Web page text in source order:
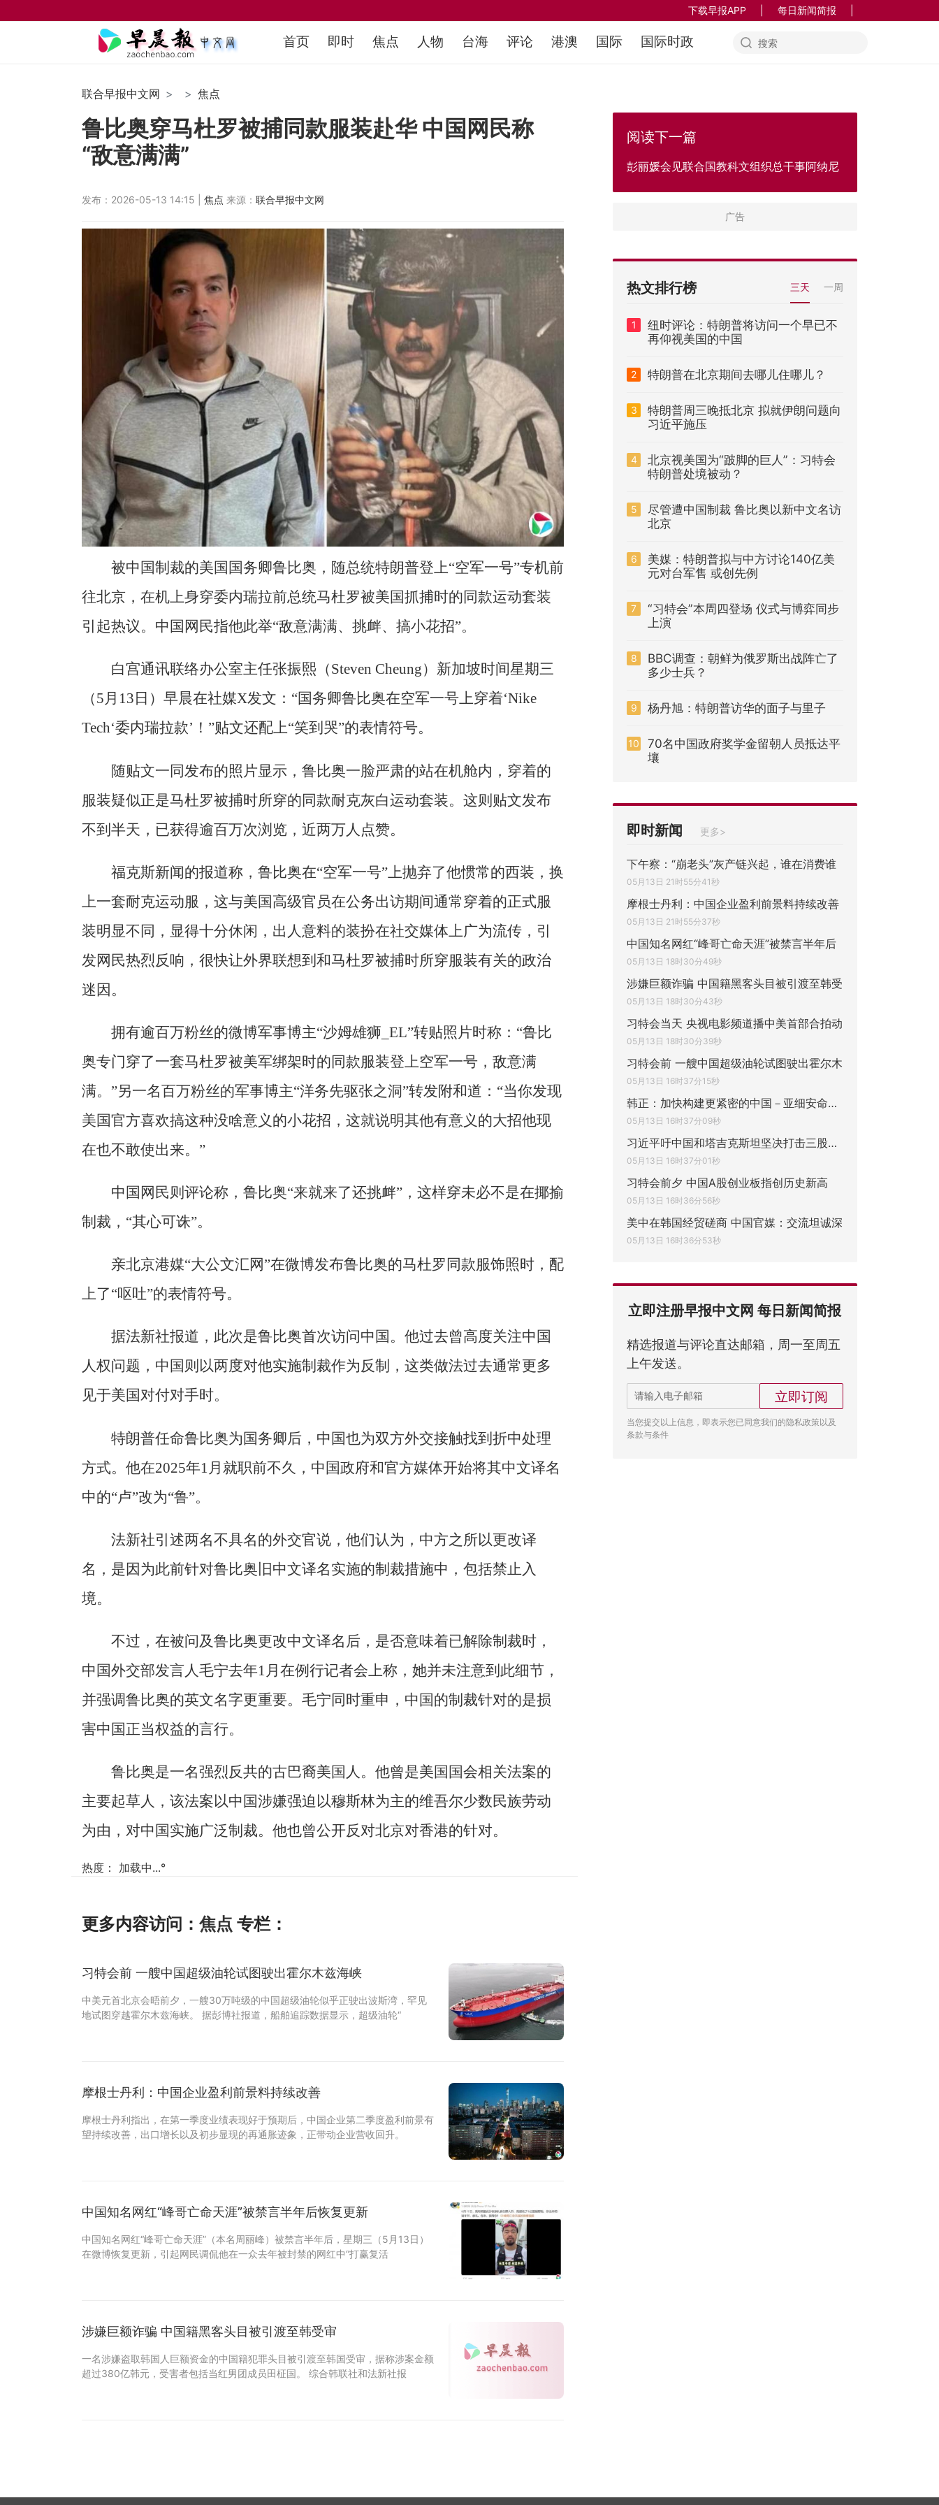
下载早报APP 每日新闻简报
首页 即时 焦点 人物 台海 评论 港澳 国际 国际时政
联合早报中文网 焦点
鲁比奥穿马杜罗被捕同款服装赴华 中国网民称
“敌意满满”
发布：2026-05-13 14:15 | 焦点 来源： 联合早报中文网
被中国制裁的美国国务卿鲁比奥，随总统特朗普登上“空军一号”专机前
往北京，在机上身穿委内瑞拉前总统马杜罗被美国抓捕时的同款运动套装
引起热议。中国网民指他此举“敌意满满、挑衅、搞小花招”。
白宫通讯联络办公室主任张振熙（Steven Cheung）新加坡时间星期三
（5月13日）早晨在社媒X发文：“国务卿鲁比奥在空军一号上穿着‘Nike
Tech‘委内瑞拉款’！”贴文还配上“笑到哭”的表情符号。
随贴文一同发布的照片显示，鲁比奥一脸严肃的站在机舱内，穿着的
服装疑似正是马杜罗被捕时所穿的同款耐克灰白运动套装。这则贴文发布
不到半天，已获得逾百万次浏览，近两万人点赞。
福克斯新闻的报道称，鲁比奥在“空军一号”上抛弃了他惯常的西装，换
上一套耐克运动服，这与美国高级官员在公务出访期间通常穿着的正式服
装明显不同，显得十分休闲，出人意料的装扮在社交媒体上广为流传，引
发网民热烈反响，很快让外界联想到和马杜罗被捕时所穿服装有关的政治
迷因。
拥有逾百万粉丝的微博军事博主“沙姆雄狮_EL”转贴照片时称：“鲁比
奥专门穿了一套马杜罗被美军绑架时的同款服装登上空军一号，敌意满
满。”另一名百万粉丝的军事博主“洋务先驱张之洞”转发附和道：“当你发现
美国官方喜欢搞这种没啥意义的小花招，这就说明其他有意义的大招他现
在也不敢使出来。”
中国网民则评论称，鲁比奥“来就来了还挑衅”，这样穿未必不是在揶揄
制裁，“其心可诛”。
亲北京港媒“大公文汇网”在微博发布鲁比奥的马杜罗同款服饰照时，配
上了“呕吐”的表情符号。
据法新社报道，此次是鲁比奥首次访问中国。他过去曾高度关注中国
人权问题，中国则以两度对他实施制裁作为反制，这类做法过去通常更多
见于美国对付对手时。
特朗普任命鲁比奥为国务卿后，中国也为双方外交接触找到折中处理
方式。他在2025年1月就职前不久，中国政府和官方媒体开始将其中文译名
中的“卢”改为“鲁”。
法新社引述两名不具名的外交官说，他们认为，中方之所以更改译
名，是因为此前针对鲁比奥旧中文译名实施的制裁措施中，包括禁止入
境。
不过，在被问及鲁比奥更改中文译名后，是否意味着已解除制裁时，
中国外交部发言人毛宁去年1月在例行记者会上称，她并未注意到此细节，
并强调鲁比奥的英文名字更重要。毛宁同时重申，中国的制裁针对的是损
害中国正当权益的言行。
鲁比奥是一名强烈反共的古巴裔美国人。他曾是美国国会相关法案的
主要起草人，该法案以中国涉嫌强迫以穆斯林为主的维吾尔少数民族劳动
为由，对中国实施广泛制裁。他也曾公开反对北京对香港的针对。
热度： 加载中...°
更多内容访问： 焦点 专栏：
习特会前 一艘中国超级油轮试图驶出霍尔木兹海峡
中美元首北京会晤前夕，一艘30万吨级的中国超级油轮似乎正驶出波斯湾，罕见
地试图穿越霍尔木兹海峡。 据彭博社报道，船舶追踪数据显示，超级油轮“
摩根士丹利：中国企业盈利前景料持续改善
摩根士丹利指出，在第一季度业绩表现好于预期后，中国企业第二季度盈利前景有
望持续改善，出口增长以及初步显现的再通胀迹象，正带动企业营收回升。
中国知名网红“峰哥亡命天涯”被禁言半年后恢复更新
中国知名网红“峰哥亡命天涯”（本名周丽峰）被禁言半年后，星期三（5月13日）
在微博恢复更新，引起网民调侃他在一众去年被封禁的网红中“打赢复活
涉嫌巨额诈骗 中国籍黑客头目被引渡至韩受审
一名涉嫌盗取韩国人巨额资金的中国籍犯罪头目被引渡至韩国受审，据称涉案金额
超过380亿韩元，受害者包括当红男团成员田柾国。 综合韩联社和法新社报
阅读下一篇
彭丽媛会见联合国教科文组织总干事阿纳尼
热文排行榜 三天 一周
1
纽时评论：特朗普将访问一个早已不
再仰视美国的中国
2 特朗普在北京期间去哪儿住哪儿？
3
特朗普周三晚抵北京 拟就伊朗问题向
习近平施压
4
北京视美国为“跛脚的巨人”：习特会
特朗普处境被动？
5
尽管遭中国制裁 鲁比奥以新中文名访
北京
6
美媒：特朗普拟与中方讨论140亿美
元对台军售 或创先例
7
“习特会”本周四登场 仪式与博弈同步
上演
8
BBC调查：朝鲜为俄罗斯出战阵亡了
多少士兵？
9 杨丹旭：特朗普访华的面子与里子
10
70名中国政府奖学金留朝人员抵达平
壤
即时新闻 更多>
下午察：“崩老头”灰产链兴起，谁在消费谁
05月13日 21时55分41秒
摩根士丹利：中国企业盈利前景料持续改善
05月13日 21时55分37秒
中国知名网红“峰哥亡命天涯”被禁言半年后
05月13日 18时30分49秒
涉嫌巨额诈骗 中国籍黑客头目被引渡至韩受
05月13日 18时30分43秒
习特会当天 央视电影频道播中美首部合拍动
05月13日 18时30分39秒
习特会前 一艘中国超级油轮试图驶出霍尔木
05月13日 16时37分15秒
韩正：加快构建更紧密的中国－亚细安命运共
05月13日 16时37分09秒
习近平吁中国和塔吉克斯坦坚决打击三股势力
05月13日 16时37分01秒
习特会前夕 中国A股创业板指创历史新高
05月13日 16时36分56秒
美中在韩国经贸磋商 中国官媒：交流坦诚深
05月13日 16时36分53秒
立即注册早报中文网 每日新闻简报
精选报道与评论直达邮箱，周一至周五
上午发送。
立即订阅
当您提交以上信息，即表示您已同意我们的隐私政策以及
条款与条件